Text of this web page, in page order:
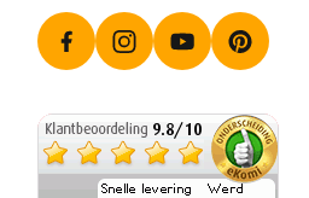
FacebookInstagramYouTube